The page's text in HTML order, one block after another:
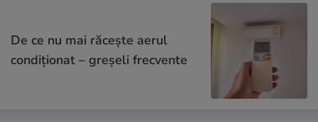
De ce nu mai răcește aerul
condiționat – greșeli frecvente